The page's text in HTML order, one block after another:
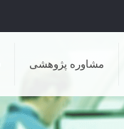
مشاوره پژوهشی